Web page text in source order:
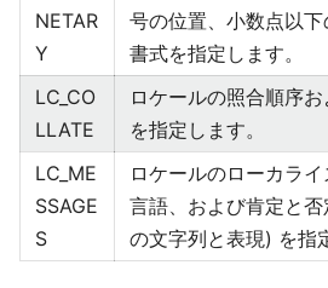
NETAR
Y
号の位置、小数点以
書式を指定します。
LC_CO
LLATE
ロケールの照合順序
を指定します。
LC_ME
SSAGE
S
ロケールのローカラ
言語、および肯定と
の文字列と表現) を指